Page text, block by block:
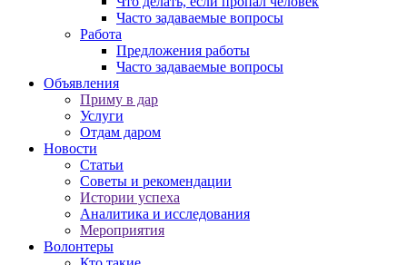
Часто задаваемые вопросы
Работа
Предложения работы
Часто задаваемые вопросы
Объявления
Приму в дар
Услуги
Отдам даром
Новости
Статьи
Советы и рекомендации
Истории успеха
Аналитика и исследования
Мероприятия
Волонтеры